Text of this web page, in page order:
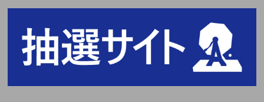
※1回目のご予約時に付与したシリアルナンバーは2回目の応募期間には使
用することができませんのでご注意ください。
※応募用シリアル/応募サイトURLの通知時間は各オンラインショップによ
って前後いたします。
※上記応募期間以外はご予約、ご応募できません。
d」マイページ内およびメールにて「当選」・「落選」をお知らせいたしま